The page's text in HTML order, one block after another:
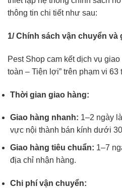
thông tin chi tiết như sau:
1/ Chính sách vận chuyển và
Pest Shop cam kết dịch vụ
toàn – Tiện lợi” trên phạm vi 63
Thời gian giao hàng:
Giao hàng nhanh: 1–2 ngày
vực nội thành bán kính dưới
Giao hàng tiêu chuẩn: 1–7
địa chỉ nhận hàng.
Chi phí vận chuyển: